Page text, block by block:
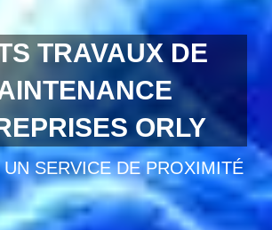
TRAVAUX DE
ORLY
SERVICE DE PROXIMITÉ